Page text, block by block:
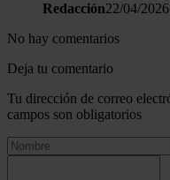
Redacción22/04/2026
No hay comentarios
Deja tu comentario
Tu dirección de correo
campos son obligatorios